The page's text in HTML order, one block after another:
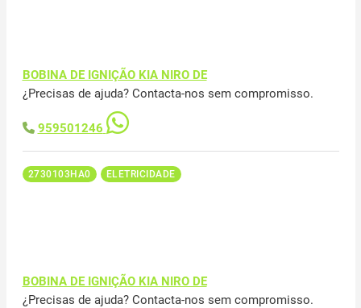
BOBINA DE IGNIÇÃO KIA NIRO DE
¿Precisas de ajuda? Contacta-nos sem compromisso.
959501246
2730103HA0 ELETRICIDADE
BOBINA DE IGNIÇÃO KIA NIRO DE
¿Precisas de ajuda? Contacta-nos sem compromisso.